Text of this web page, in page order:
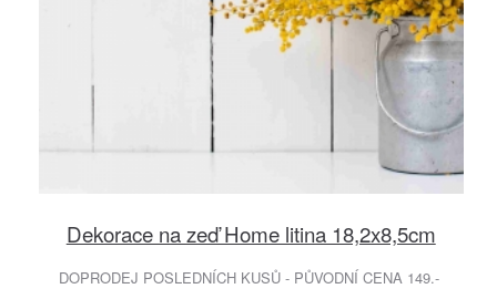
Dekorace na zeď Home litina 18,2x8,5cm
DOPRODEJ POSLEDNÍCH KUSŮ - PŮVODNÍ CENA 149.-